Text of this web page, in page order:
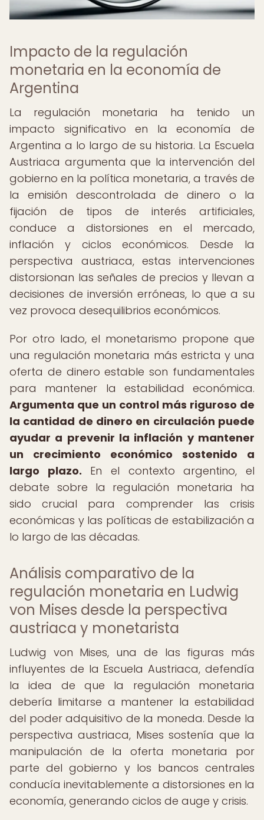
Impacto de la regulación
monetaria en la economía de
Argentina
La regulación monetaria ha tenido un
impacto significativo en la economía de
Argentina a lo largo de su historia. La Escuela
Austriaca argumenta que la intervención del
gobierno en la política monetaria, a través de
la emisión descontrolada de dinero o la
fijación de tipos de interés artificiales,
conduce a distorsiones en el mercado,
inflación y ciclos económicos. Desde la
perspectiva austriaca, estas intervenciones
distorsionan las señales de precios y llevan a
decisiones de inversión erróneas, lo que a su
vez provoca desequilibrios económicos.
Por otro lado, el monetarismo propone que
una regulación monetaria más estricta y una
oferta de dinero estable son fundamentales
para mantener la estabilidad económica.
Argumenta que un control más riguroso de
la cantidad de dinero en circulación puede
ayudar a prevenir la inflación y mantener
un crecimiento económico sostenido a
largo plazo. En el contexto argentino, el
debate sobre la regulación monetaria ha
sido crucial para comprender las crisis
económicas y las políticas de estabilización a
lo largo de las décadas.
Análisis comparativo de la
regulación monetaria en Ludwig
von Mises desde la perspectiva
austriaca y monetarista
Ludwig von Mises, una de las figuras más
influyentes de la Escuela Austriaca, defendía
la idea de que la regulación monetaria
debería limitarse a mantener la estabilidad
del poder adquisitivo de la moneda. Desde la
perspectiva austriaca, Mises sostenía que la
manipulación de la oferta monetaria por
parte del gobierno y los bancos centrales
conducía inevitablemente a distorsiones en la
economía, generando ciclos de auge y crisis.